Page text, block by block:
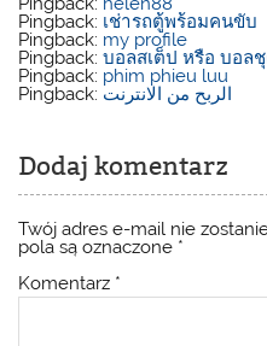
Pingback: เช่ารถตู้พร้อมคนขับ
Pingback: my profile
Pingback:บอลสเต็ป หรือ บอล
Pingback: phim phieu luu
Pingback: الربح من الانترنت
Dodaj komentarz
Twój adres e-mail nie
pola są oznaczone *
Komentarz *